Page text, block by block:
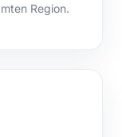
Region.